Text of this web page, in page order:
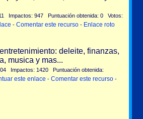
Impactos: 947 Puntuación obtenida: 0 Votos:
- Comentar este recurso - Enlace roto
deleite, finanzas,
musica y mas...
Impactos: 1420 Puntuación obtenida:
este enlace - Comentar este recurso -